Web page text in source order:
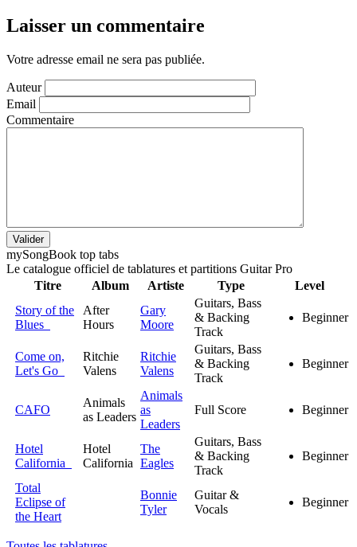
Laisser un commentaire
Votre adresse email ne sera pas publiée.
Auteur
Email
Commentaire
Valider
mySongBook top tabs
Le catalogue officiel de tablatures et partitions Guitar Pro
Titre
Album Artiste Type
Level
Story of the
Blues
After
Hours
Gary
Moore
Guitars, Bass
& Backing
Track
Beginner
Come on,
Let's Go
Ritchie
Valens
Ritchie
Valens
Guitars, Bass
& Backing
Track
Beginner
CAFO
Animals
as Leaders
Animals
as
Leaders
Full Score Beginner
Hotel
California
Hotel
California
The
Eagles
Guitars, Bass
& Backing
Track
Beginner
Total
Eclipse of
the Heart
Bonnie
Tyler
Guitar &
Vocals
Beginner